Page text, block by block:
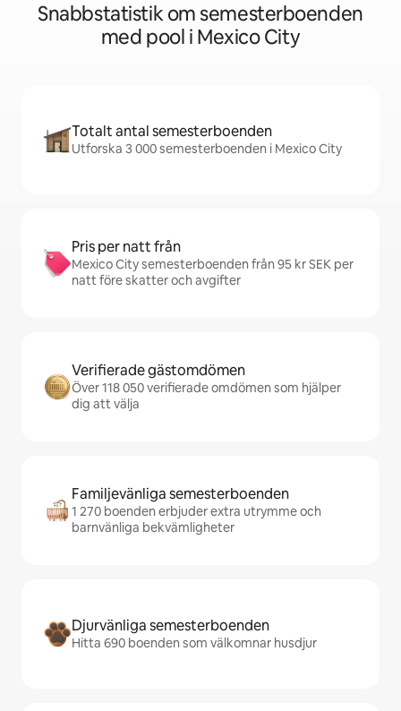
Snabbstatistik om semesterboenden
med pool i Mexico City
Totalt antal semesterboenden
Utforska 3 000 semesterboenden i Mexico City
Pris per natt från
Mexico City semesterboenden från 95 kr SEK per
natt före skatter och avgifter
Verifierade gästomdömen
Över 118 050 verifierade omdömen som hjälper
dig att välja
Familjevänliga semesterboenden
1 270 boenden erbjuder extra utrymme och
barnvänliga bekvämligheter
Djurvänliga semesterboenden
Hitta 690 boenden som välkomnar husdjur